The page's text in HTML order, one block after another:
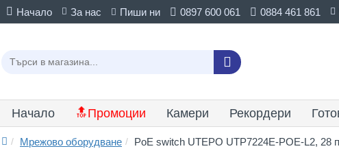
Начало За нас Пиши ни 0897 600 061 0884 461 861
Начало 🔝Промоции Камери Рекордери
Мрежово оборудване PoE switch UTEPO UTP7224E-POE-L2, 28